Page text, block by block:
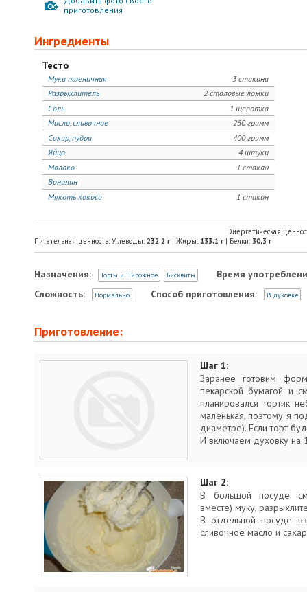
приготовления
Ингредиенты
Тесто
3 стакана
Мука пшеничная
2 столовые ложки
Разрыхлитель
1 щепотка
Соль
250 грамм
Масло, сливочное
400 грамм
Сахар, пудра
4 штуки
Яйцо
1 стакан
Молоко
Ванилин
1 стакан
Мякоть кокоса
Энергетическая
Питательная ценность: Углеводы: 232,2 г| Жиры: 133,1 г| Белки: 30,3 г
Назначения: Торты и Пирожное Бисквиты
Время
Сложность:
Нормально Способ приготовления: В духовке
Приготовление:
Шаг 1:
Заранее готовим
пекарской бумагой и
планировался тортик
маленькая, поэтому я
диаметре). Если торт
И включаем духовку на
Шаг 2:
В большой посуде
вместе) муку,
В отдельной посуде
сливочное масло и